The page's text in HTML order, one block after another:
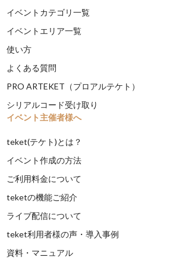
イベントカテゴリ一覧
イベントエリア一覧
使い方
よくある質問
PRO ARTEKET（プロアルテケト）
シリアルコード受け取り
イベント主催者様へ
teket(テケト)とは？
イベント作成の方法
ご利用料金について
teketの機能ご紹介
ライブ配信について
teket利用者様の声・導入事例
資料・マニュアル